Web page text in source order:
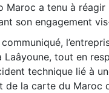
Maroc a tenu à
son engagement
Laâyoune, tout en
technique lié à
de la carte du Maroc